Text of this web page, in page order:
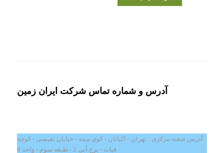
آدرس و شماره تماس شرکت ایران زمین
آدرس شعبه مرکزی : تهران - اکباتان - کوی بیمه - خیابان نفیسی - کوچه
فیات - برج آبی 2 - طبقه سوم - واحد 6